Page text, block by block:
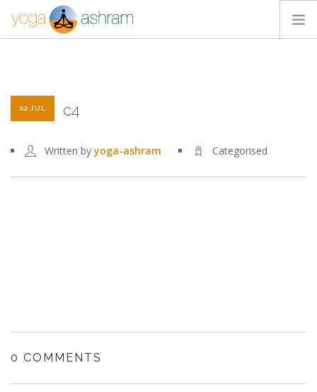
BLOG
02 JUL c4
Written byyoga-ashram Categorised
0 COMMENTS